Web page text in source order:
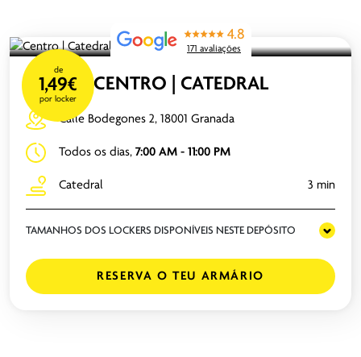
de
1,49€
por locker
4.8
171 avaliações
CENTRO | CATEDRAL
Calle Bodegones 2, 18001 Granada
Todos os dias, 7:00 AM - 11:00 PM
Catedral 3 min
TAMANHOS DOS LOCKERS DISPONÍVEIS NESTE DEPÓSITO
RESERVA O TEU ARMÁRIO